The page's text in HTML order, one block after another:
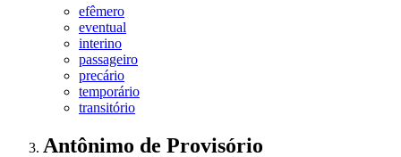
efêmero
eventual
interino
passageiro
precário
temporário
transitório
Antônimo de Provisório